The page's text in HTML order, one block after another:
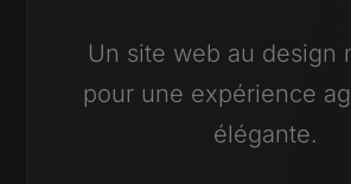
Un site web au design
pour une expérience
élégante.